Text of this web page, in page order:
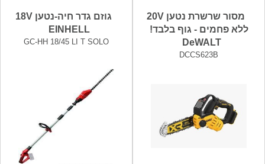
מסור שרשרת נטען 20V
ללא פחמים - גוף בלבד!
DeWALT
DCCS623B
גוזם גדר חיה-נטען 18V
EINHELL
GC-HH 18/45 LI T SOLO